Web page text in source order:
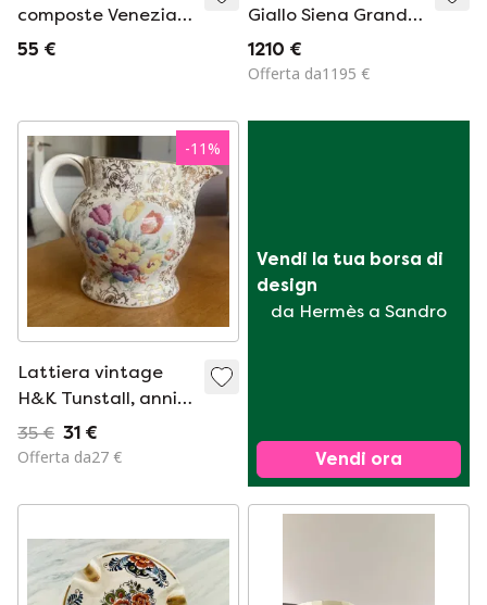
composte Venezia /
Longwy
55 €
Giallo Siena Grand
Tour, 1860-1880
circa
1210 €
Offerta da1195 €
-11%
Lattiera vintage
H&K Tunstall, anni
'30
35 € 31 €
Offerta da27 €
Vendi la tua borsa di
design
da Hermès a Sandro
Vendi ora